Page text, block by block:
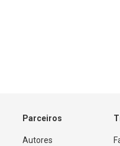
Parceiros
Autores